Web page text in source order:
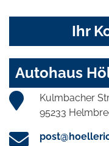
Ihr
Autohaus
Kulmbacher
95233